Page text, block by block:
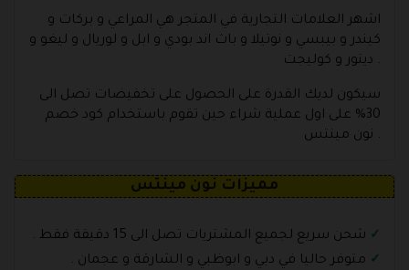
اشهر العلامات التجارية في المتجر هي المراعي و بركات و
كيندر و بيبسي و نوتيلا و باث اند بودي و ابل و لوريال و ليغو و
ديتور و كوليجت .
سيكون لديك القدرة على الحصول على تخفيضات تصل الى
30% على اول عملية شراء حين تقوم باستخدام كود خصم
نون مينتس .
مميزات نون مينتس
شحن سريع لجميع المشتريات تصل الى 15 دقيقة فقط .
متوفر حاليا في دبي و ابوظبي و الشارقة و عجمان .